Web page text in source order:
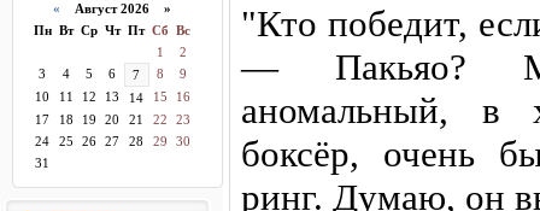
« Август 2026 »
Пн Вт Ср Чт Пт Сб Вс
1
2
3
4 5 6 7 8
9
10
11 12 13 14 15
16
17
18 19 20 21 22
23
24
25 26 27 28 29
30
31
"Кто победит,
— Пакьяо?
аномальный, в
боксёр, очень
ринг. Думаю, он